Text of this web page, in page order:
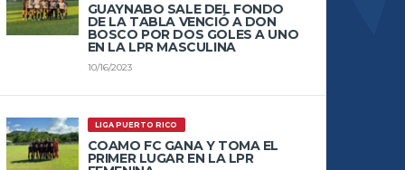
GUAYNABO SALE DEL FONDO
DE LA TABLA VENCIÓ A DON
BOSCO POR DOS GOLES A UNO
EN LA LPR MASCULINA
10/16/2023
LIGA PUERTO RICO
COAMO FC GANA Y TOMA EL
PRIMER LUGAR EN LA LPR